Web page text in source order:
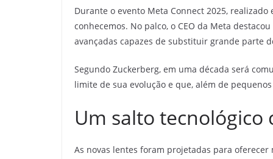
Durante o evento Meta Connect 2025,
conhecemos. No palco, o CEO da Meta
avançadas capazes de substituir grande parte
Segundo Zuckerberg, em uma década será
limite de sua evolução e que, além de
Um salto tecnológico
As novas lentes foram projetadas para